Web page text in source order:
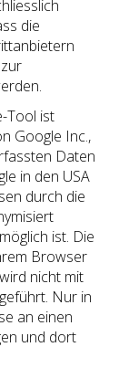
die
Tool ist
Google Inc.,
Daten
in den USA
durch die
ist. Die
Browser
nicht mit
Nur in
an einen
und dort